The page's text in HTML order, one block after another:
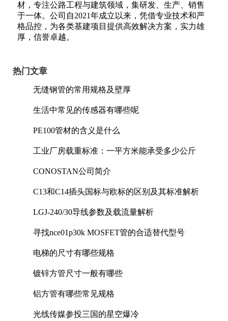
材，专注公路工程与建筑领域，集研发、生产、销售
于一体。公司自2021年成立以来，凭借专业技术和严
格品控，为各类基建项目提供高效解决方案，实力雄
厚，信誉卓越。
热门文章
无缝钢管的常用规格及壁厚
生活中常见的传感器有哪些呢
PE100管材的含义是什么
工业厂房载重标准：一平方米能承受多少公斤
CONOSTAN公司简介
C13和C14插头国标与欧标的区别及其标准解析
LGJ-240/30导线参数及载流量解析
寻找nce01p30k MOSFET管的合适替代型号
电梯的尺寸有哪些规格
镀锌方管尺寸一般有哪些
铝方管有哪些常见规格
光线传媒参投三国的星空爆冷